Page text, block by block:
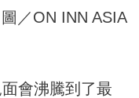
／ON INN ASIA
會沸騰到了最